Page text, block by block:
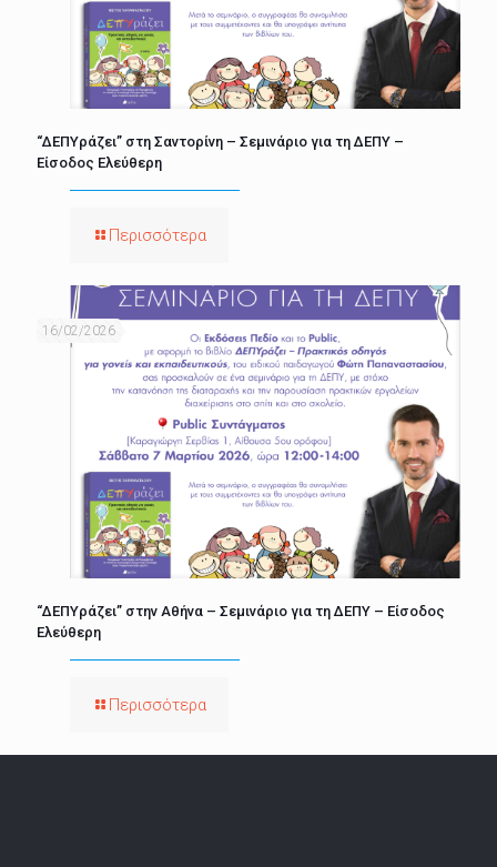
“ΔΕΠΥράζει” στη Σαντορίνη – Σεμινάριο για τη ΔΕΠΥ –
Είσοδος Ελεύθερη
Περισσότερα
16/02/2026
“ΔΕΠΥράζει” στην Αθήνα – Σεμινάριο για τη ΔΕΠΥ – Είσοδος
Ελεύθερη
Περισσότερα